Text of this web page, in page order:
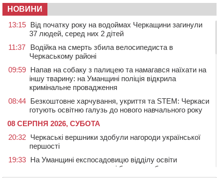
НОВИНИ
13:15 Від початку року на водоймах Черкащини загинули
37 людей, серед них 2 дітей
11:37
Водійка на смерть збила велосипедиста в
Черкаському районі
09:59 Напав на собаку з палицею та намагався наїхати на
іншу тварину: на Уманщині поліція відкрила
кримінальне провадження
08:44 Безкоштовне харчування, укриття та STEM: Черкаси
готують освітню галузь до нового навчального року
08 СЕРПНЯ 2026, СУБОТА
20:32 Черкаські вершники здобули нагороди української
першості
19:33 На Уманщині експосадовицю відділу освіти
судитимуть через завдані бюджету збитки